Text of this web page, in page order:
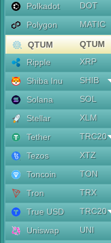
Polkadot
DOT
Polygon
MATIC
QTUM
QTUM
Ripple
XRP
Shiba Inu
SHIB
Solana
SOL
Stellar
XLM
Tether
TRC20
Tezos
XTZ
Toncoin
TON
Tron
TRX
True USD
TRC20
Uniswap
UNI